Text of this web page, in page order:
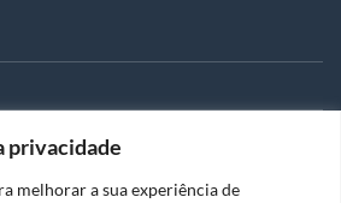
privacidade
melhorar a sua experiência de
em Portugal da marca Matest,